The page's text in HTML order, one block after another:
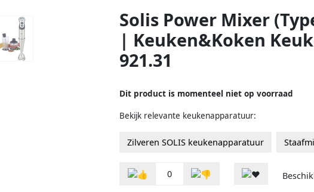
Solis Power Mixer
| Keuken&Koken
921.31
Dit product is momenteel niet op voorraad
Bekijk relevante keukenapparatuur:
Zilveren SOLIS keukenapparatuur
0